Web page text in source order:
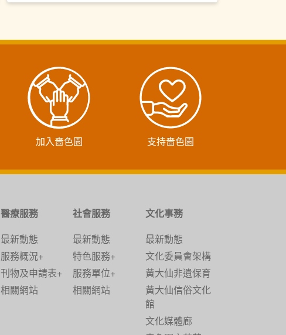
加入嗇色園 支持嗇色園
醫療服務
最新動態
服務概況+
刊物及申請表+
相關網站
社會服務
最新動態
特色服務+
服務單位+
相關網站
文化事務
最新動態
文化委員會架構
黃大仙非遺保育
黃大仙信俗文化
館
文化媒體廊